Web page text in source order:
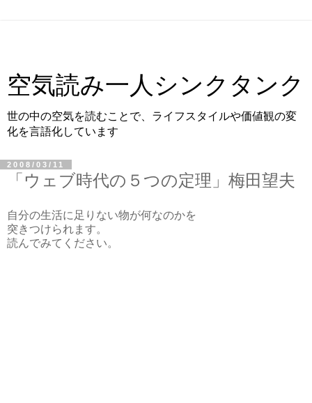
空気読み一人シンクタンク
世の中の空気を読むことで、ライフスタイルや価値観の変
化を言語化しています
2008/03/11
「ウェブ時代の５つの定理」梅田望夫
自分の生活に足りない物が何なのかを
突きつけられます。
読んでみてください。